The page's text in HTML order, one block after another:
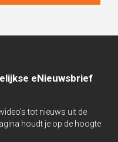
eNieuwsbrief
tot nieuws uit de
houdt je op de hoogte